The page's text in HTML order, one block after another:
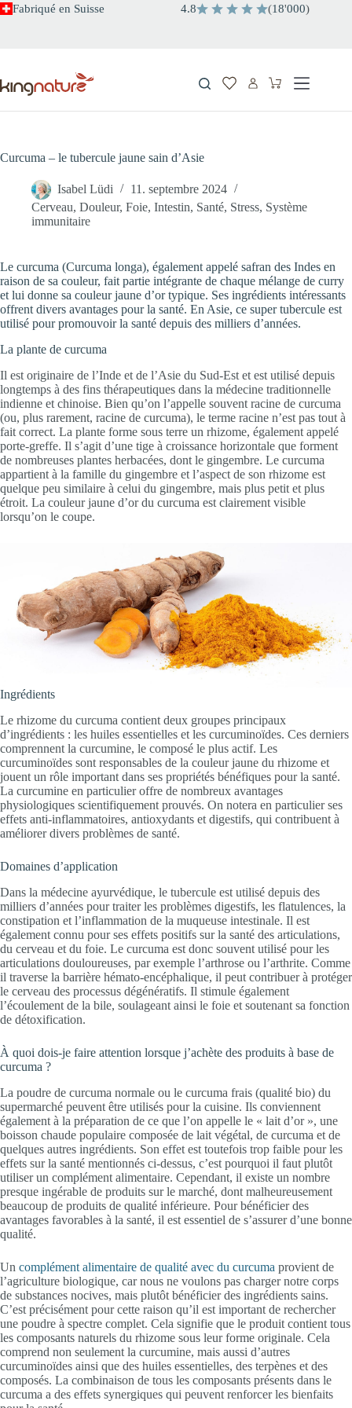
Passer
Fabriqué en Suisse 4.8 (18'000)
Panier
Curcuma – le tubercule jaune sain d’Asie
Isabel Lüdi
11. septembre 2024
Cerveau, Douleur, Foie, Intestin, Santé, Stress, Système
immunitaire
Le curcuma (Curcuma longa), également appelé safran des Indes en
raison de sa couleur, fait partie intégrante de chaque mélange de curry
et lui donne sa couleur jaune d’or typique. Ses ingrédients intéressants
offrent divers avantages pour la santé. En Asie, ce super tubercule est
utilisé pour promouvoir la santé depuis des milliers d’années.
La plante de curcuma
Il est originaire de l’Inde et de l’Asie du Sud-Est et est utilisé depuis
longtemps à des fins thérapeutiques dans la médecine traditionnelle
indienne et chinoise. Bien qu’on l’appelle souvent racine de curcuma
(ou, plus rarement, racine de curcuma), le terme racine n’est pas tout à
fait correct. La plante forme sous terre un rhizome, également appelé
porte-greffe. Il s’agit d’une tige à croissance horizontale que forment
de nombreuses plantes herbacées, dont le gingembre. Le curcuma
appartient à la famille du gingembre et l’aspect de son rhizome est
quelque peu similaire à celui du gingembre, mais plus petit et plus
étroit. La couleur jaune d’or du curcuma est clairement visible
lorsqu’on le coupe.
Ingrédients
Le rhizome du curcuma contient deux groupes principaux
d’ingrédients : les huiles essentielles et les curcuminoïdes. Ces derniers
comprennent la curcumine, le composé le plus actif. Les
curcuminoïdes sont responsables de la couleur jaune du rhizome et
jouent un rôle important dans ses propriétés bénéfiques pour la santé.
La curcumine en particulier offre de nombreux avantages
physiologiques scientifiquement prouvés. On notera en particulier ses
effets anti-inflammatoires, antioxydants et digestifs, qui contribuent à
améliorer divers problèmes de santé.
Domaines d’application
Dans la médecine ayurvédique, le tubercule est utilisé depuis des
milliers d’années pour traiter les problèmes digestifs, les flatulences, la
constipation et l’inflammation de la muqueuse intestinale. Il est
également connu pour ses effets positifs sur la santé des articulations,
du cerveau et du foie. Le curcuma est donc souvent utilisé pour les
articulations douloureuses, par exemple l’arthrose ou l’arthrite. Comme
il traverse la barrière hémato-encéphalique, il peut contribuer à protéger
le cerveau des processus dégénératifs. Il stimule également
l’écoulement de la bile, soulageant ainsi le foie et soutenant sa fonction
de détoxification.
À quoi dois-je faire attention lorsque j’achète des produits à base de
curcuma ?
La poudre de curcuma normale ou le curcuma frais (qualité bio) du
supermarché peuvent être utilisés pour la cuisine. Ils conviennent
également à la préparation de ce que l’on appelle le « lait d’or », une
boisson chaude populaire composée de lait végétal, de curcuma et de
quelques autres ingrédients. Son effet est toutefois trop faible pour les
effets sur la santé mentionnés ci-dessus, c’est pourquoi il faut plutôt
utiliser un complément alimentaire. Cependant, il existe un nombre
presque ingérable de produits sur le marché, dont malheureusement
beaucoup de produits de qualité inférieure. Pour bénéficier des
avantages favorables à la santé, il est essentiel de s’assurer d’une bonne
qualité.
Un complément alimentaire de qualité avec du curcuma provient de
l’agriculture biologique, car nous ne voulons pas charger notre corps
de substances nocives, mais plutôt bénéficier des ingrédients sains.
C’est précisément pour cette raison qu’il est important de rechercher
une poudre à spectre complet. Cela signifie que le produit contient tous
les composants naturels du rhizome sous leur forme originale. Cela
comprend non seulement la curcumine, mais aussi d’autres
curcuminoïdes ainsi que des huiles essentielles, des terpènes et des
composés. La combinaison de tous les composants présents dans le
curcuma a des effets synergiques qui peuvent renforcer les bienfaits